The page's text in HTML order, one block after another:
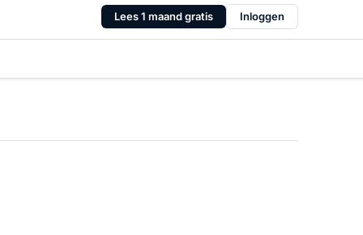
Lees 1 maand gratis Inloggen